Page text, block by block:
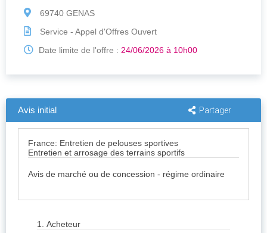
69740 GENAS
Service - Appel d'Offres Ouvert
Date limite de l'offre : 24/06/2026 à 10h00
Avis initial Partager
France: Entretien de pelouses sportives
Entretien et arrosage des terrains sportifs
Avis de marché ou de concession - régime ordinaire
1. Acheteur